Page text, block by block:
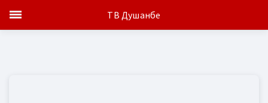
ТВ Душанбе